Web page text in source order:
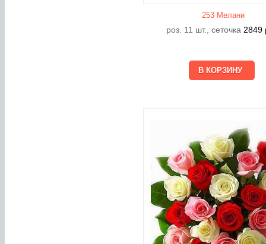
253 Мелани
роз. 11 шт., сеточка 2849